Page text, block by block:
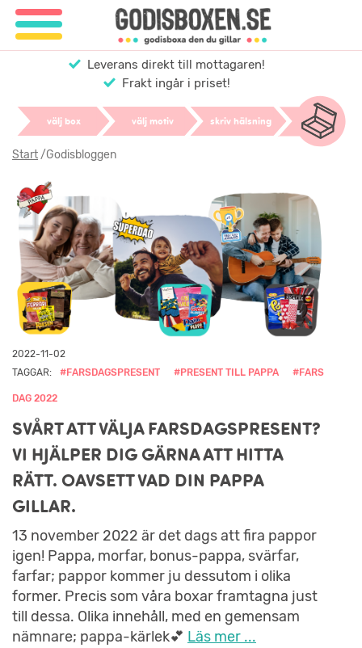
Leverans direkt till mottagaren!
Frakt ingår i priset!
välj box välj motiv skriv hälsning
Start/Godisbloggen
2022-11-02
TAGGAR:
#FARSDAGSPRESENT #PRESENT TILL PAPPA #FARS
DAG 2022
SVÅRT ATT VÄLJA FARSDAGSPRESENT?
VI HJÄLPER DIG GÄRNA ATT HITTA
RÄTT. OAVSETT VAD DIN PAPPA
GILLAR.
13 november 2022 är det dags att fira pappor
igen! Pappa, morfar, bonus-pappa, svärfar,
farfar; pappor kommer ju dessutom i olika
former. Precis som våra boxar framtagna just
till dessa. Olika innehåll, med en gemensam
nämnare; pappa-kärlek💕 Läs mer ...